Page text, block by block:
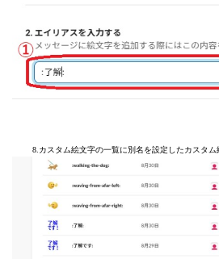
8.カスタム絵文字の一覧に別名を設定したカスタ